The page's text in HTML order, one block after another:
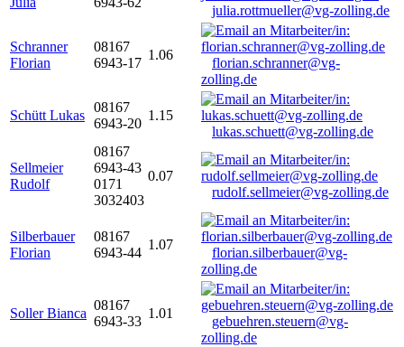
julia.rottmueller@vg-zolling.de
Schranner
Florian
08167
6943-17
1.06
florian.schranner@vg-
zolling.de
Schütt Lukas
08167
6943-20
1.15
lukas.schuett@vg-zolling.de
Sellmeier
Rudolf
08167
6943-43
0171
3032403
0.07
rudolf.sellmeier@vg-zolling.de
Silberbauer
Florian
08167
6943-44
1.07
florian.silberbauer@vg-
zolling.de
Soller Bianca
08167
6943-33
1.01
gebuehren.steuern@vg-
zolling.de